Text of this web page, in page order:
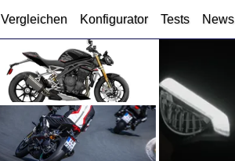
Vergleichen Konfigurator Tests News